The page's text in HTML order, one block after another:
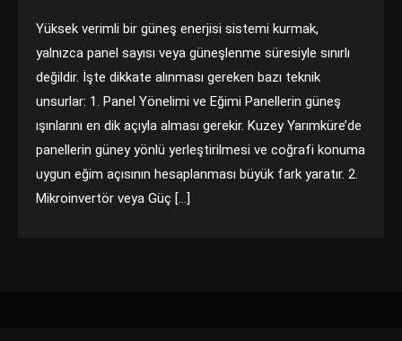
Yüksek verimli bir güneş enerjisi sistemi kurmak,
yalnızca panel sayısı veya güneşlenme süresiyle sınırlı
değildir. İşte dikkate alınması gereken bazı teknik
unsurlar: 1. Panel Yönelimi ve Eğimi Panellerin güneş
ışınlarını en dik açıyla alması gerekir. Kuzey Yarımküre’de
panellerin güney yönlü yerleştirilmesi ve coğrafi konuma
uygun eğim açısının hesaplanması büyük fark yaratır. 2.
Mikroinvertör veya Güç […]